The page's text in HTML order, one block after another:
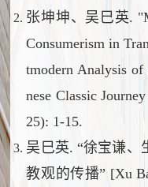
张坤坤、吴巳英.
Consumerism in
tmodern Analysis
nese Classic
25): 1-15.
吴巳英. “徐宝谦、
教观的传播” [Xu